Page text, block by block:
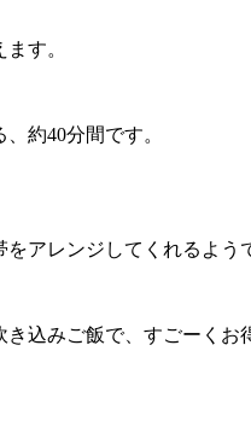
す。
約40分間です。
アレンジしてくれるよう
込みご飯で、すごーく